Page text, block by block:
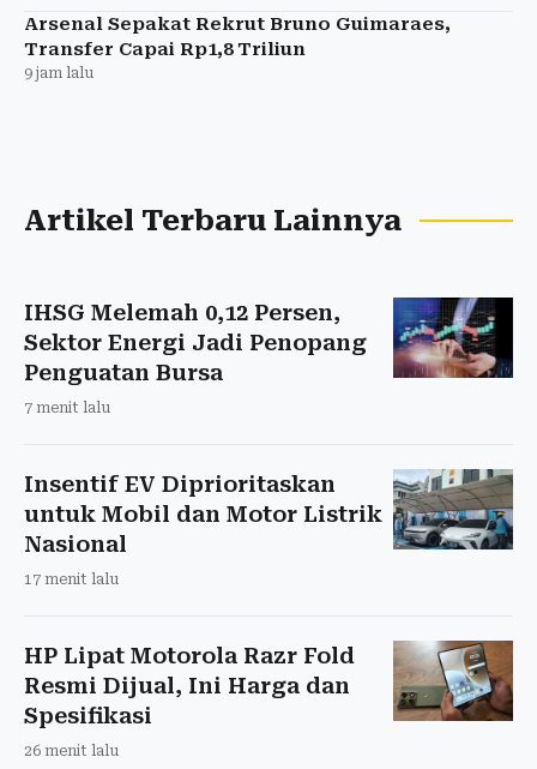
Arsenal Sepakat Rekrut Bruno Guimaraes,
Transfer Capai Rp1,8 Triliun
9 jam lalu
Artikel Terbaru Lainnya
IHSG Melemah 0,12 Persen,
Sektor Energi Jadi Penopang
Penguatan Bursa
7 menit lalu
Insentif EV Diprioritaskan
untuk Mobil dan Motor Listrik
Nasional
17 menit lalu
HP Lipat Motorola Razr Fold
Resmi Dijual, Ini Harga dan
Spesifikasi
26 menit lalu